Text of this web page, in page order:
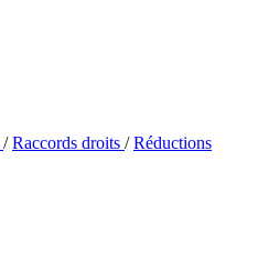
/ Raccords droits / Réductions